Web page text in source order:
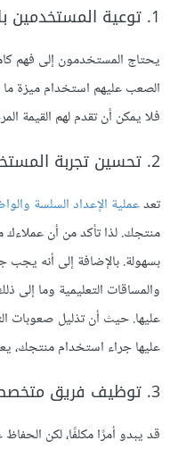
1. توعية المستخدمين بالمنتج
يحتاج المستخدمون إلى فهم
الصعب عليهم استخدام ميزة ما
فلا يمكن أن تقدم لهم القيمة
2. تحسين تجربة المستخدم
تعدعملية الإعداد السلسة
منتجك. لذا تأكد من أن
بسهولة. بالإضافة إلى أنه
والمساقات التعليمية وما
عليها. حيث أن تذليل صعوبات
عليها جراء استخدام منتجك،
3. توظيف فريق متخصص في خدمة العملاء
قد يبدو أمرًا مكلفًا، لكن